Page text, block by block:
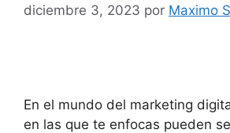
diciembre 3, 2023 por Maximo
En el mundo del marketing
en las que te enfocas pueden